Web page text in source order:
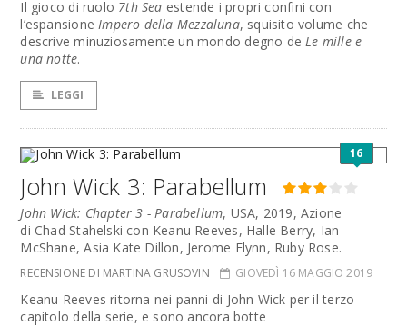
Il gioco di ruolo 7th Sea estende i propri confini con
l’espansioneImpero della Mezzaluna, squisito volume che
descrive minuziosamente un mondo degno deLe mille e
una notte.
LEGGI
16
John Wick 3: Parabellum
John Wick: Chapter 3 - Parabellum, USA, 2019, Azione
di Chad Stahelski con Keanu Reeves, Halle Berry, Ian
McShane, Asia Kate Dillon, Jerome Flynn, Ruby Rose.
RECENSIONE DI MARTINA GRUSOVIN GIOVEDÌ 16 MAGGIO 2019
Keanu Reeves ritorna nei panni di John Wick per il terzo
capitolo della serie, e sono ancora botte